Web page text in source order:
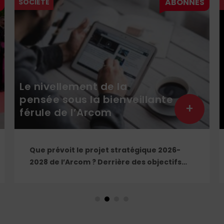
SOCIÉTÉ
Le nivellement de la
pensée sous la bienveillante
férule de l’Arcom
Que prévoit le projet stratégique 2026-
2028 de l’Arcom ? Derrière des objectifs
la désinformation, se dessine un système
+